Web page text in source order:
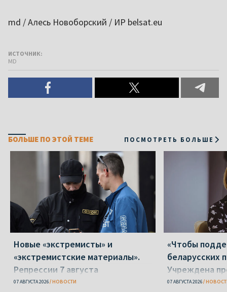
md / Алесь Новоборский / ИР belsat.eu
ИСТОЧНИК:
MD
БОЛЬШЕ ПО ЭТОЙ ТЕМЕ ПОСМОТРЕТЬ БОЛЬШЕ
Новые «экстремисты» и
«экстремистские материалы».
Репрессии 7 августа
07 АВГУСТА 2026 НОВОСТИ
«Чтобы
беларусских
Учреждена
Вежновец
07 АВГУСТА 2026